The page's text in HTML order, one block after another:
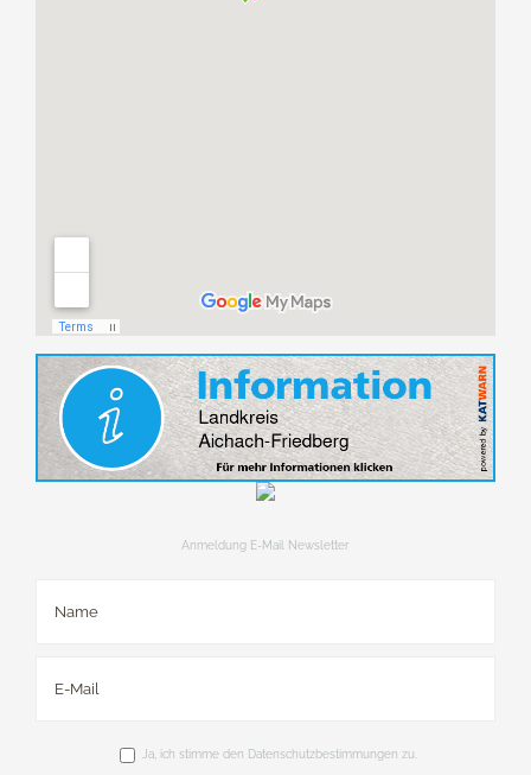
Anmeldung E-Mail Newsletter
Ja, ich stimme den Datenschutzbestimmungen zu.